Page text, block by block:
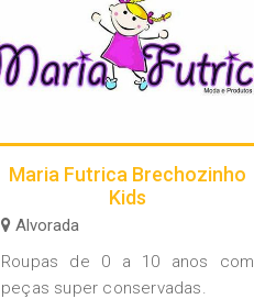
Maria Futrica Brechozinho
Kids
Alvorada
Roupas de 0 a 10 anos com
peças super conservadas.